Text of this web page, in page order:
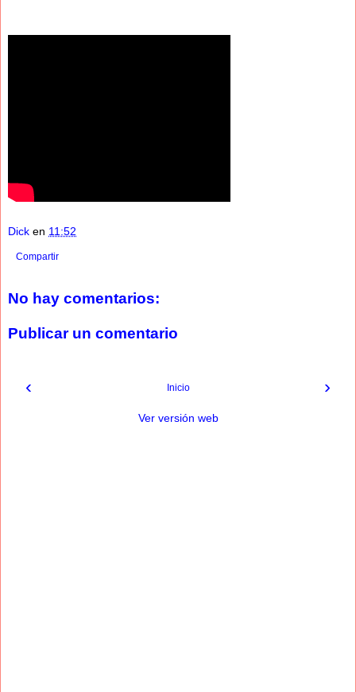
Dick en 11:52
Compartir
No hay comentarios:
Publicar un comentario
‹ ›
Inicio
Ver versión web